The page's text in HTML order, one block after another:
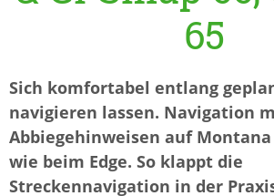
65
Sich komfortabel entlang
navigieren lassen. Navigation
Abbiegehinweisen auf Montana
wie beim Edge. So klappt die
Streckennavigation in der